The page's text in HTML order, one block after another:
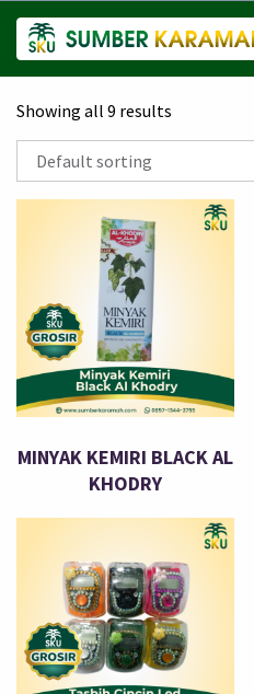
Showing all 9 results
MINYAK KEMIRI BLACK AL
KHODRY